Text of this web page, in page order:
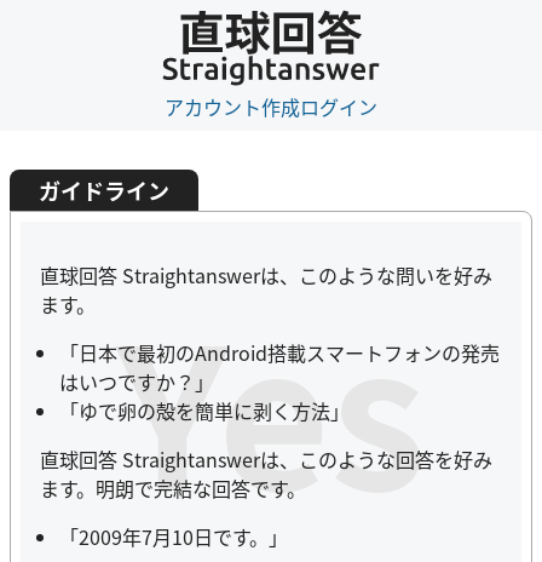
アカウント作成ログイン
ガイドライン
Yes
直球回答 Straightanswerは、このような問いを好み
ます。
「日本で最初のAndroid搭載スマートフォンの発売
はいつですか？」
「ゆで卵の殻を簡単に剥く方法」
直球回答 Straightanswerは、このような回答を好み
ます。明朗で完結な回答です。
「2009年7月10日です。」